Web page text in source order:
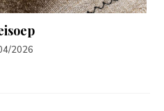
2026